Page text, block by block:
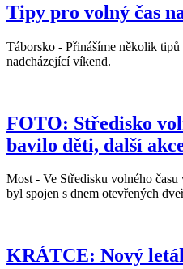
Tipy pro volný čas
Táborsko - Přinášíme několik tipů
nadcházející víkend.
FOTO: Středisko
bavilo děti, další
Most - Ve Středisku volného
byl spojen s dnem otevřených
KRÁTCE: Nový